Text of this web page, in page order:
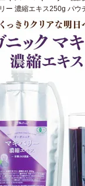
ー 濃縮エキス250g パ